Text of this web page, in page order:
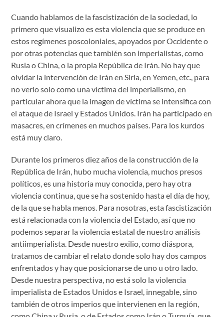
Cuando hablamos de la fascistización de la sociedad, lo
primero que visualizo es esta violencia que se produce en
estos regímenes poscoloniales, apoyados por Occidente o
por otras potencias que también son imperialistas, como
Rusia o China, o la propia República de Irán. No hay que
olvidar la intervención de Irán en Siria, en Yemen, etc., para
no verlo solo como una víctima del imperialismo, en
particular ahora que la imagen de víctima se intensifica con
el ataque de Israel y Estados Unidos. Irán ha participado en
masacres, en crímenes en muchos países. Para los kurdos
está muy claro.
Durante los primeros diez años de la construcción de la
República de Irán, hubo mucha violencia, muchos presos
políticos, es una historia muy conocida, pero hay otra
violencia continua, que se ha sostenido hasta el día de hoy,
de la que se habla menos. Para nosotras, esta fascistización
está relacionada con la violencia del Estado, así que no
podemos separar la violencia estatal de nuestro análisis
antiimperialista. Desde nuestro exilio, como diáspora,
tratamos de cambiar el relato donde solo hay dos campos
enfrentados y hay que posicionarse de uno u otro lado.
Desde nuestra perspectiva, no está solo la violencia
imperialista de Estados Unidos e Israel, innegable, sino
también de otros imperios que intervienen en la región,